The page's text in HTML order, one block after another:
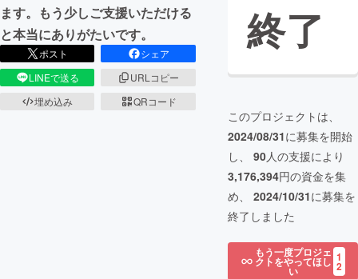
ます。もう少しご支援いただける
と本当にありがたいです。
ポスト
シェア
LINEで送る
URLコピー
埋め込み
QRコード
終了
このプロジェクトは、
2024/08/31に募集を開始
し、 90人の支援により
3,176,394円の資金を集
め、 2024/10/31に募集を
終了しました
もう一度プロジェ
クトをやってほし
い
1
2